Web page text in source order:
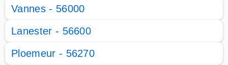
Vannes - 56000
Lanester - 56600
Ploemeur - 56270